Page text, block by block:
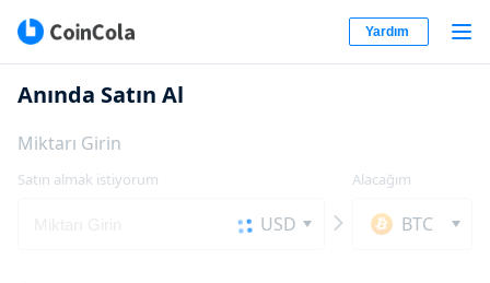
Yardım
Anında Satın Al
Miktarı Girin
Satın almak istiyorum
USD
Alacağım
BTC